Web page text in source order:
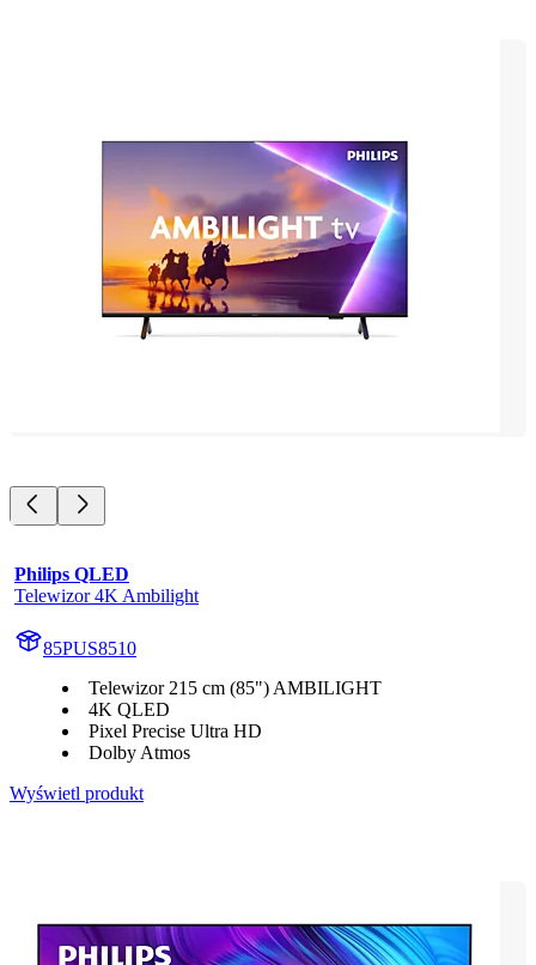
Philips QLED
Telewizor 4K Ambilight
85PUS8510
Telewizor 215 cm (85") AMBILIGHT
4K QLED
Pixel Precise Ultra HD
Dolby Atmos
Wyświetl produkt